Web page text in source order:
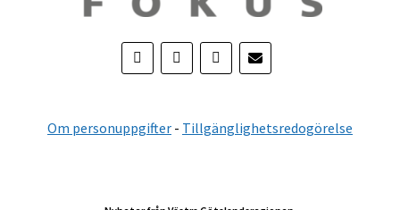
Om personuppgifter - Tillgänglighetsredogörelse